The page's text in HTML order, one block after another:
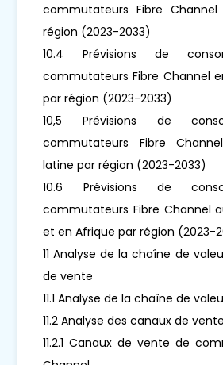
commutateurs Fibre
région (2023-2033)
10.4 Prévisions de
commutateurs Fibre Channel
par région (2023-2033)
10,5 Prévisions de
commutateurs Fibre
latine par région (2023-2033)
10.6 Prévisions de
commutateurs Fibre Channel
et en Afrique par région (2023-
11 Analyse de la chaîne de
de vente
11.1 Analyse de la chaîne de
11.2 Analyse des canaux de vente
11.2.1 Canaux de vente de